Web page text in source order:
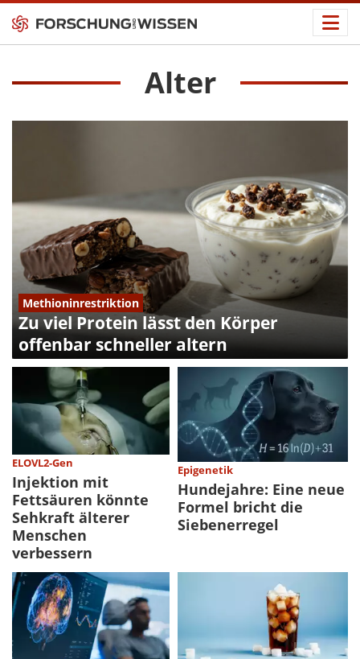
Alter
Methioninrestriktion
Zu viel Protein lässt den Körper
offenbar schneller altern
ELOVL2-Gen
Injektion mit
Fettsäuren könnte
Sehkraft älterer
Menschen
verbessern
Epigenetik
Hundejahre: Eine neue
Formel bricht die
Siebenerregel